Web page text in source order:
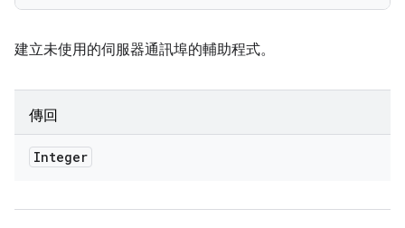
建立未使用的伺服器通訊埠的輔助程式。
傳回
Integer